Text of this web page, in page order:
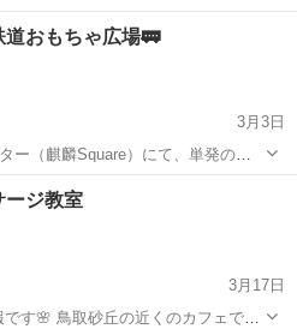
道おもちゃ広場🚃
3月3日
ー（麒麟Square）にて、単発の
身、新幹線や電車
を育てている中で、「休日に兄弟
児 プラレール
ージ教室
3月17日
カフェであ